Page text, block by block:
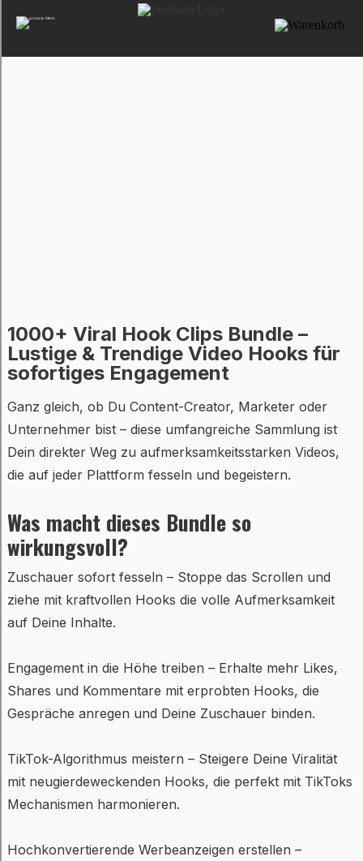
1000+ Viral Hook Clips Bundle –
Lustige & Trendige Video Hooks für
sofortiges Engagement
Ganz gleich, ob Du Content-Creator, Marketer oder
Unternehmer bist – diese umfangreiche Sammlung ist
Dein direkter Weg zu aufmerksamkeitsstarken Videos,
die auf jeder Plattform fesseln und begeistern.
Was macht dieses Bundle so
wirkungsvoll?
Zuschauer sofort fesseln – Stoppe das Scrollen und
ziehe mit kraftvollen Hooks die volle Aufmerksamkeit
auf Deine Inhalte.
Engagement in die Höhe treiben – Erhalte mehr Likes,
Shares und Kommentare mit erprobten Hooks, die
Gespräche anregen und Deine Zuschauer binden.
TikTok-Algorithmus meistern – Steigere Deine Viralität
mit neugierdeweckenden Hooks, die perfekt mit TikToks
Mechanismen harmonieren.
Hochkonvertierende Werbeanzeigen erstellen –